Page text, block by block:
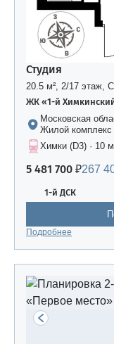
Студия
20.5 м², 2/17 этаж,
ЖК «1-й
Московская
Жилой комплекс
Химки (D3) · 10
5 481 700 ₽267
1-й ДСК
Подробнее